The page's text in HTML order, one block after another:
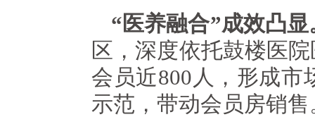
“医养融合”成效凸显
区，深度依托鼓楼医
会员近800人，形成市
示范，带动会员房销